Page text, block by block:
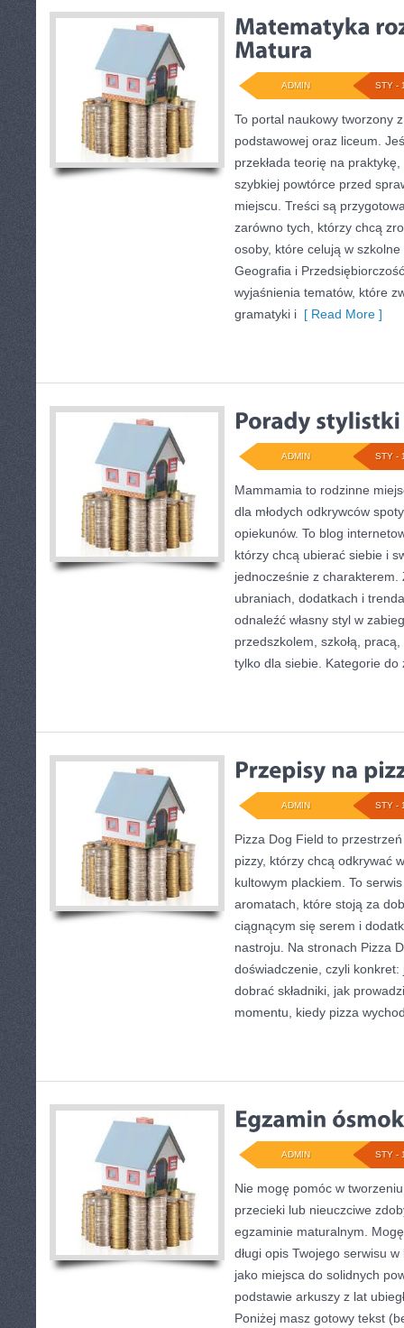
STY -
ADMIN
To portal naukowy tworzony
podstawowej oraz liceum.
przekłada teorię na
szybkiej powtórce przed
miejscu. Treści są
zarówno tych, którzy chcą
osoby, które celują w
Geografia i
wyjaśnienia tematów, które
gramatyki i [ Read More ]
STY -
ADMIN
Mammamia to rodzinne
dla młodych odkrywców
opiekunów. To blog
którzy chcą ubierać siebie i
jednocześnie z charakterem.
ubraniach, dodatkach i
odnaleźć własny styl w
przedszkolem, szkołą,
tylko dla siebie. Kategorie do
STY -
ADMIN
Pizza Dog Field to
pizzy, którzy chcą odkrywać
kultowym plackiem. To
aromatach, które stoją za
ciągnącym się serem i
nastroju. Na stronach Pizza
doświadczenie, czyli
dobrać składniki, jak
momentu, kiedy pizza
STY -
ADMIN
Nie mogę pomóc w
przecieki lub nieuczciwe
egzaminie maturalnym.
długi opis Twojego serwisu
jako miejsca do solidnych
podstawie arkuszy z lat
Poniżej masz gotowy tekst